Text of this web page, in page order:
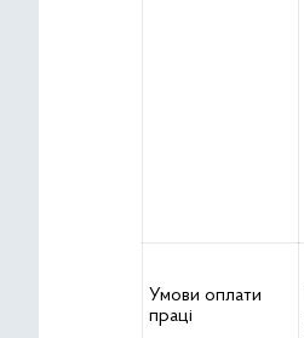
Умови оплати
праці